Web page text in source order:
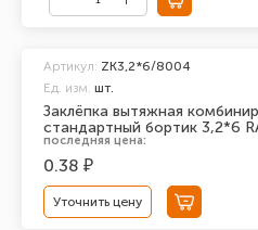
Заклёпка вытяжная
стандартный бортик 3,2*6
Артикул: ZK3,2*6/8004
Ед. изм. шт.
последняя цена:
0.38 ₽
Уточнить цену